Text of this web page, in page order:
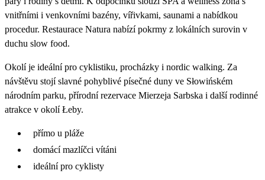
vnitřními i venkovními bazény, vířivkami, saunami a nabídkou
procedur. Restaurace Natura nabízí pokrmy z lokálních surovin v
duchu slow food.
Okolí je ideální pro cyklistiku, procházky i nordic walking. Za
návštěvu stojí slavné pohyblivé písečné duny ve Słowińském
národním parku, přírodní rezervace Mierzeja Sarbska i další rodinné
atrakce v okolí Łeby.
přímo u pláže
domácí mazlíčci vítáni
ideální pro cyklisty